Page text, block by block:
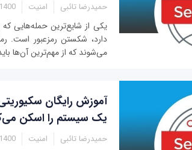
حمیدرضا تائبی امنیت 12:40
یکی از شایع‌ترین حمله‌هایی
دارد، شکستن رمزعبور است.
می‌شوند که از مهم‌ترین آن‌ها
آموزش رایگان
یک سیستم را اسکن
حمیدرضا تائبی امنیت 11:50